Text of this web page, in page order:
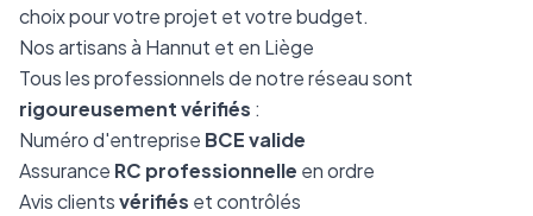
choix pour votre projet et votre budget.
Nos artisans à Hannut et en Liège
Tous les professionnels de notre réseau sont
rigoureusement vérifiés :
Numéro d'entreprise BCE valide
Assurance RC professionnelle en ordre
Avis clientsvérifiés et contrôlés